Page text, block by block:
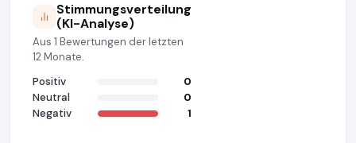
Stimmungsverteilung
(KI-Analyse)
Aus 1 Bewertungen der letzten
12 Monate.
Positiv
0
Neutral
0
Negativ
1